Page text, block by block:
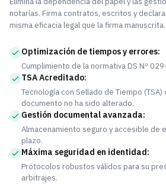
notarías. Firma contratos, escritos y
misma eficacia legal que la firma manuscrita.
Optimización de tiempos y errores:
Cumplimiento de la normativa DS Nº
TSA Acreditado:
Tecnología con Sellado de Tiempo
documento no ha sido alterado.
Gestión documental avanzada:
Almacenamiento seguro y accesible de
plazo.
Máxima seguridad en identidad:
Protocolos robustos válidos para su
arbitrajes.